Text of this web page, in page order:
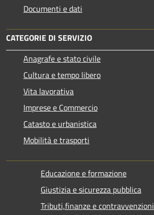
Documenti e dati
CATEGORIE DI SERVIZIO
Anagrafe e stato civile
Cultura e tempo libero
Vita lavorativa
Imprese e Commercio
Catasto e urbanistica
Mobilità e trasporti
Educazione e formazione
Giustizia e sicurezza pubblica
Tributi,finanze e contravvenzioni